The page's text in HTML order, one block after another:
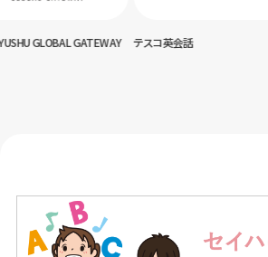
GLOBAL GATEWAY テスコ英会話